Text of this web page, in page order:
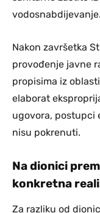
vodosnabdijevanje.
Nakon završetka
provođenje javne
propisima iz
elaborat
ugovora, postupci
nisu pokrenuti.
Na dionici
konkretna
Za razliku od